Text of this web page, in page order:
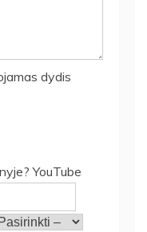
dydis
YouTube